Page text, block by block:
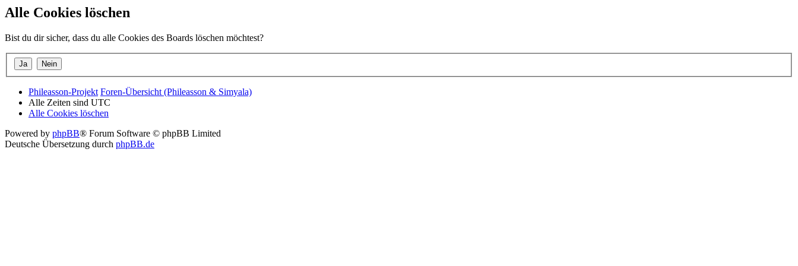
Alle Cookies löschen
Bist du dir sicher, dass du alle Cookies des Boards löschen möchtest?
Phileasson-Projekt Foren-Übersicht (Phileasson & Simyala)
Alle Zeiten sind UTC
Alle Cookies löschen
Powered by phpBB® Forum Software © phpBB Limited
Deutsche Übersetzung durch phpBB.de